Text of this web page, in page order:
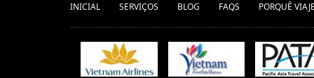
INICIAL SERVIÇOS BLOG FAQS PORQUÊ